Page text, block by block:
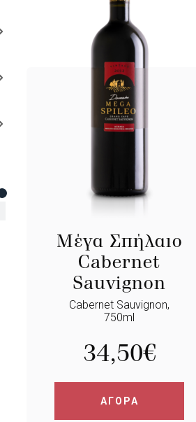
Μέγα Σπήλαιο
Cabernet
Sauvignon
Cabernet Sauvignon,
750ml
34,50€
ΑΓΟΡΑ